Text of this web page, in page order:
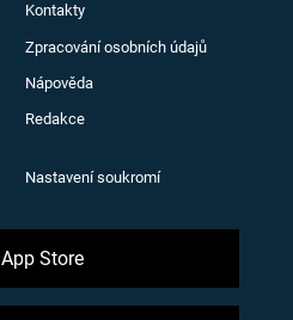
Kontakty
Zpracování osobních údajů
Nápověda
Redakce
Nastavení soukromí
App Store